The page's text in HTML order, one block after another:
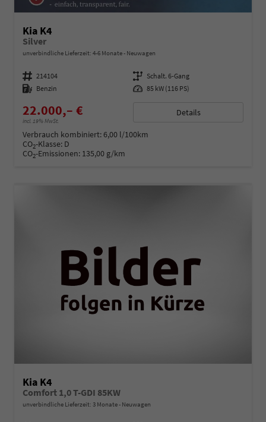
Kia K4
Silver
unverbindliche Lieferzeit: 4-6 Monate Neuwagen
Fahrzeugnummer 214104 Getriebe Schalt. 6-Gang
Kraftstoff Benzin Leistung 85 kW (116 PS)
22.000,– €
incl. 19% MwSt.
Details
Verbrauch kombiniert:6,00 l/100km
CO2-Klasse: D
CO2-Emissionen: 135,00 g/km
Kia K4
Comfort 1,0 T-GDI 85KW
unverbindliche Lieferzeit: 3 Monate Neuwagen